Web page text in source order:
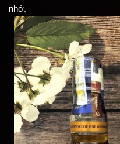
nhớ.